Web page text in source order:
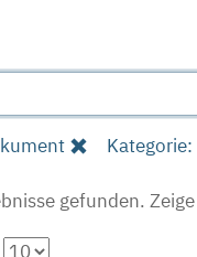
gefunden.